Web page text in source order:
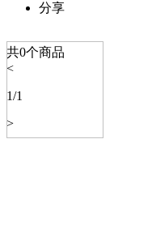
分享
共0个商品
<
1/1
>